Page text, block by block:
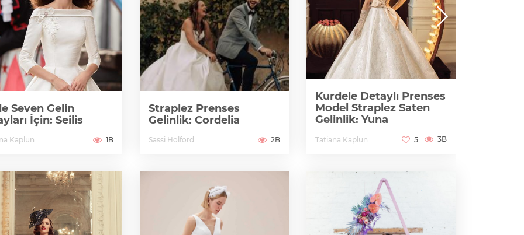
Seven Gelin
İçin: Seilis
Kaplun 1B
Straplez Prenses
Gelinlik: Cordelia
Sassi Holford 2B
Kurdele Detaylı Prenses
Model Straplez Saten
Gelinlik: Yuna
Tatiana Kaplun 5 3B